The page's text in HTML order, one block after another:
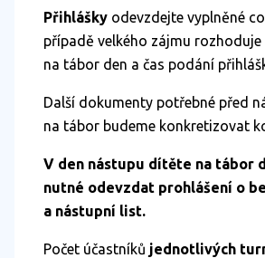
Přihlášky odevzdejte vyplněné
případě velkého zájmu
na tábor den a čas podání
Další dokumenty potřebné před
na tábor budeme konkretizovat
V den nástupu dítěte na tábor
nutné odevzdat prohlášení o
a nástupní list.
Počet účastníků jednotlivých